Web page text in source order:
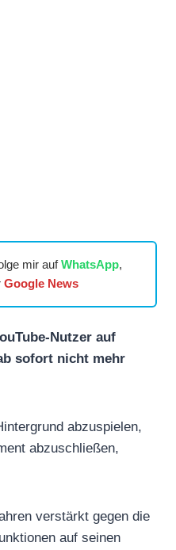
mir aufWhatsApp,
Google News
Nutzer auf
sofort nicht mehr
abzuspielen,
abzuschließen,
verstärkt gegen die
auf seinen